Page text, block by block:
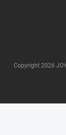
Copyright 2026